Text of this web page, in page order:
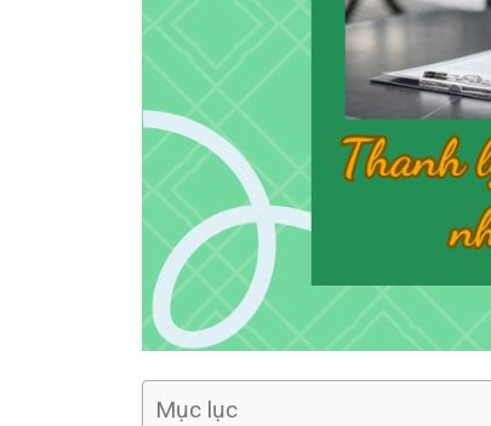
Mục lục